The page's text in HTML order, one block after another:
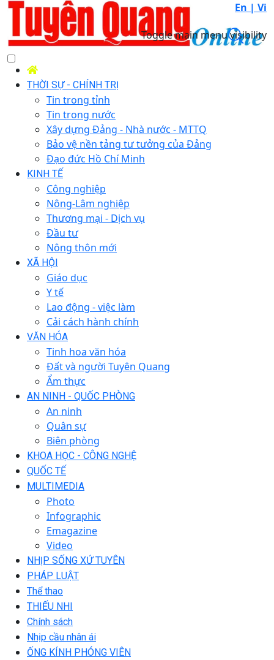
En | Vi
Toggle main menu visibility
THỜI SỰ - CHÍNH TRỊ
Tin trong tỉnh
Tin trong nước
Xây dựng Đảng - Nhà nước - MTTQ
Bảo vệ nền tảng tư tưởng của Đảng
Đạo đức Hồ Chí Minh
KINH TẾ
Công nghiệp
Nông-Lâm nghiệp
Thương mại - Dịch vụ
Đầu tư
Nông thôn mới
XÃ HỘI
Giáo dục
Y tế
Lao động - việc làm
Cải cách hành chính
VĂN HÓA
Tinh hoa văn hóa
Đất và người Tuyên Quang
Ẩm thực
AN NINH - QUỐC PHÒNG
An ninh
Quân sự
Biên phòng
KHOA HỌC - CÔNG NGHỆ
QUỐC TẾ
MULTIMEDIA
Photo
Infographic
Emagazine
Video
NHỊP SỐNG XỨ TUYÊN
PHÁP LUẬT
Thể thao
THIẾU NHI
Chính sách
Nhịp cầu nhân ái
ỐNG KÍNH PHÓNG VIÊN